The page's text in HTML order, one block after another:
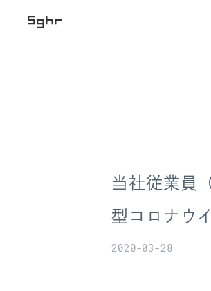
当社従業員
型コロナウ
2020-03-28